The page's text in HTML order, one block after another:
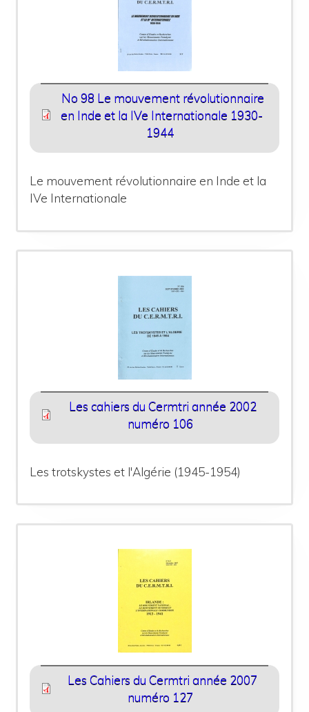
No 98 Le mouvement révolutionnaire
en Inde et la IVe Internationale 1930-
1944
Le mouvement révolutionnaire en Inde et la
IVe Internationale
Les cahiers du Cermtri année 2002
numéro 106
Les trotskystes et l'Algérie (1945-1954)
Les Cahiers du Cermtri année 2007
numéro 127